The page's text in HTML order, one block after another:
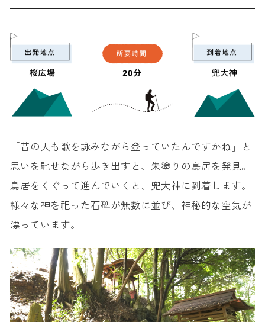
「昔の人も歌を詠みながら登っていたんですかね」と
思いを馳せながら歩き出すと、朱塗りの鳥居を発見。
鳥居をくぐって進んでいくと、兜大神に到着します。
様々な神を祀った石碑が無数に並び、神秘的な空気が
漂っています。